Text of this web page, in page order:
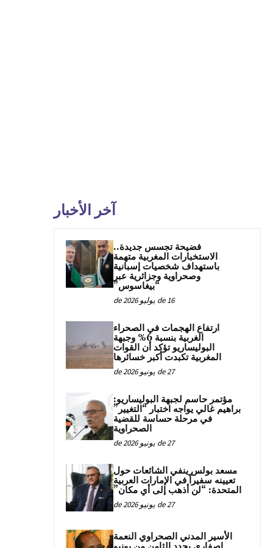
آخر الأخبار
فضيحة تجسس جديدة..
الاستخبارات المغربية متهمة
باستهداف شخصيات إسبانية
وصحراوية وجزائرية عبر
“بيغاسوس”
16 de يوليو de 2026
ارتفاع الهجمات في الصحراء
الغربية بنسبة 6% وجبهة
البوليساريو تؤكد أن القوات
المغربية تكبدت أكبر خسائرها
27 de يونيو de 2026
مؤتمر حاسم لجبهة البوليساريو:
براهيم غالي يواجه اختبار “التغيير”
في مرحلة حساسة للقضية
الصحراوية
27 de يونيو de 2026
مسعد بولس ينفي الشائعات حول
تعيينه سفيراً في الإمارات العربية
المتحدة: “لن أذهب إلى أي مكان”
27 de يونيو de 2026
الأسير المدني الصحراوي النعمة